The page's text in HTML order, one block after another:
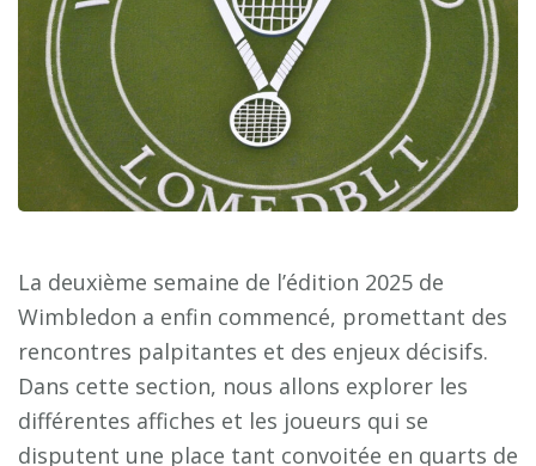
La deuxième semaine de l’édition 2025 de
Wimbledon a enfin commencé, promettant des
rencontres palpitantes et des enjeux décisifs.
Dans cette section, nous allons explorer les
différentes affiches et les joueurs qui se
disputent une place tant convoitée en quarts de